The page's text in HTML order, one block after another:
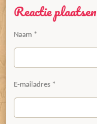
e
n
l
e
n
Reactie plaatsen
Naam *
E-mailadres *